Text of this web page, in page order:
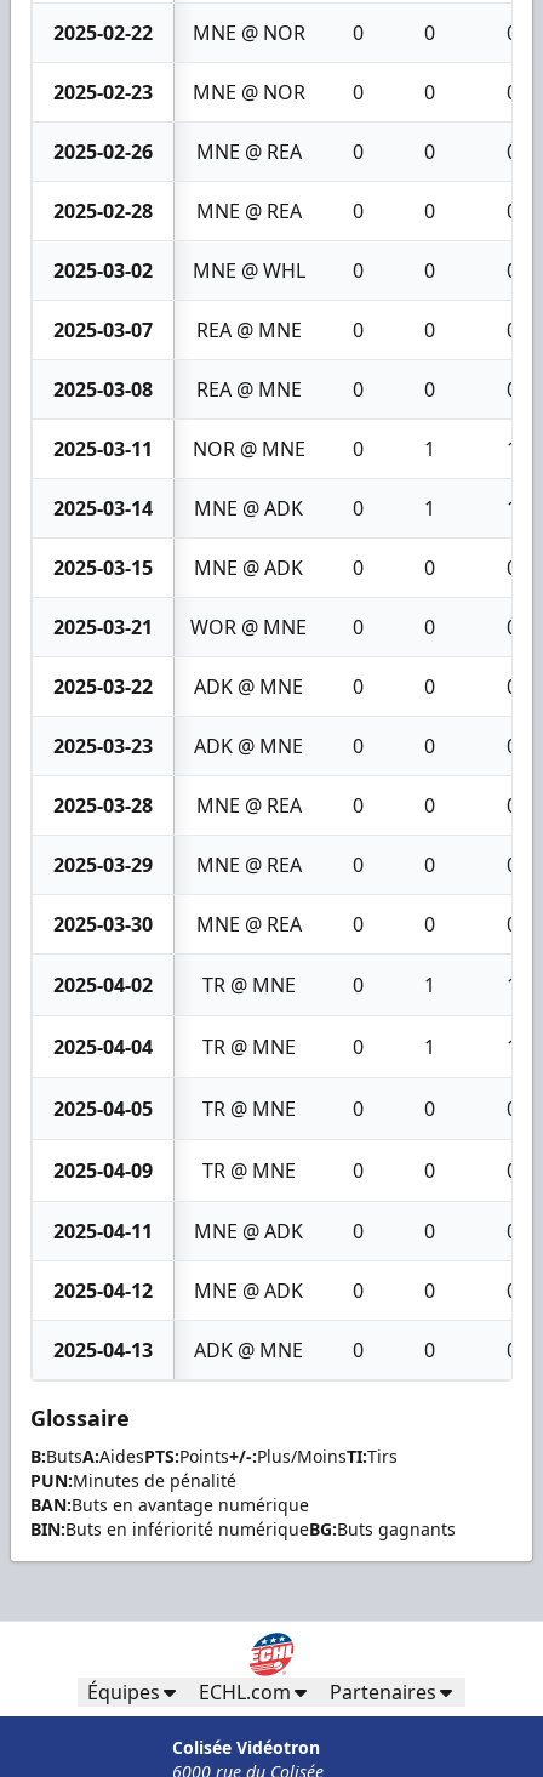
2025-02-22 MNE @ NOR 0 0 0
2025-02-23 MNE @ NOR 0 0 0
2025-02-26 MNE @ REA 0 0 0
2025-02-28 MNE @ REA 0 0 0
2025-03-02 MNE @ WHL 0 0 0
2025-03-07 REA @ MNE 0 0 0
2025-03-08 REA @ MNE 0 0 0
2025-03-11 NOR @ MNE 0 1 1
2025-03-14 MNE @ ADK 0 1 1
2025-03-15 MNE @ ADK 0 0 0
2025-03-21 WOR @ MNE 0 0 0
2025-03-22 ADK @ MNE 0 0 0
2025-03-23 ADK @ MNE 0 0 0
2025-03-28 MNE @ REA 0 0 0
2025-03-29 MNE @ REA 0 0 0
2025-03-30 MNE @ REA 0 0 0
2025-04-02 TR @ MNE 0 1 1
2025-04-04 TR @ MNE 0 1 1
2025-04-05 TR @ MNE 0 0 0
2025-04-09 TR @ MNE 0 0 0
2025-04-11 MNE @ ADK 0 0 0
2025-04-12 MNE @ ADK 0 0 0
2025-04-13 ADK @ MNE 0 0 0
Glossaire
B:ButsA:AidesPTS:Points+/-:Plus/MoinsTI:Tirs
PUN:Minutes de pénalité
BAN:Buts en avantage numérique
BIN:Buts en infériorité numériqueBG:Buts gagnants
Équipes ECHL.com Partenaires
Colisée Vidéotron
6000 rue du Colisée